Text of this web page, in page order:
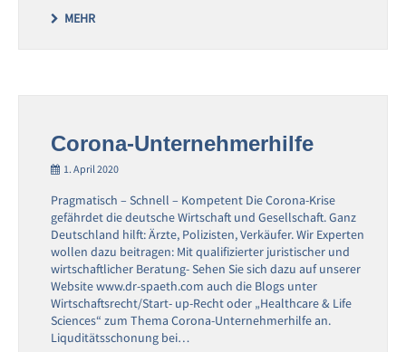
MEHR
Corona-Unternehmerhilfe
1. April 2020
Pragmatisch – Schnell – Kompetent Die Corona-Krise
gefährdet die deutsche Wirtschaft und Gesellschaft. Ganz
Deutschland hilft: Ärzte, Polizisten, Verkäufer. Wir Experten
wollen dazu beitragen: Mit qualifizierter juristischer und
wirtschaftlicher Beratung- Sehen Sie sich dazu auf unserer
Website www.dr-spaeth.com auch die Blogs unter
Wirtschaftsrecht/Start- up-Recht oder „Healthcare & Life
Sciences“ zum Thema Corona-Unternehmerhilfe an.
Liquditätsschonung bei…